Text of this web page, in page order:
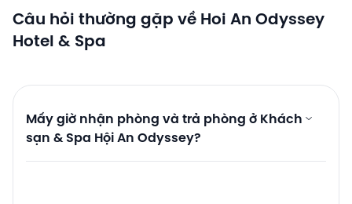
Câu hỏi thường gặp về Hoi An Odyssey
Hotel & Spa
Mấy giờ nhận phòng và trả phòng ở Khách
sạn & Spa Hội An Odyssey?